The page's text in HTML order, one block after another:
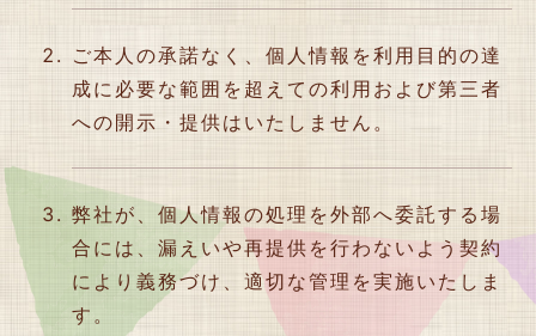
ご本人の承諾なく、個人情報を利用目的の達
成に必要な範囲を超えての利用および第三者
への開示・提供はいたしません。
弊社が、個人情報の処理を外部へ委託する場
合には、漏えいや再提供を行わないよう契約
により義務づけ、適切な管理を実施いたしま
す。